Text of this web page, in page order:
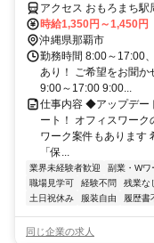
アクセス おもろまち
不要
時給1,350円～1,450円
沖縄県那覇市
勤務時間 8:00～17:00
あり！ ご希望をお聞
9:00～17:00 9:00...
仕事内容 ◆アップデー
ート！ オフィスワーク
ワーク案件もあります
「保...
業界未経験者歓迎 副業・Wワ
職場見学可
経験不問 残業なし
土日祝休み
服装自由 履歴書
同じ企業の求人